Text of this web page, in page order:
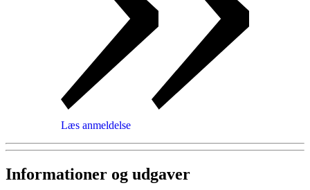
Læs anmeldelse
Informationer og udgaver